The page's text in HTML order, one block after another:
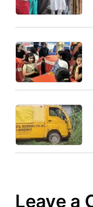
Leave a